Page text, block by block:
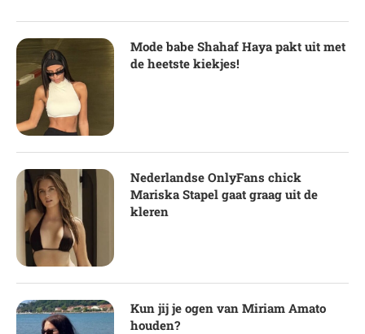
Mode babe Shahaf Haya pakt uit met
de heetste kiekjes!
Nederlandse OnlyFans chick
Mariska Stapel gaat graag uit de
kleren
Kun jij je ogen van Miriam Amato
houden?